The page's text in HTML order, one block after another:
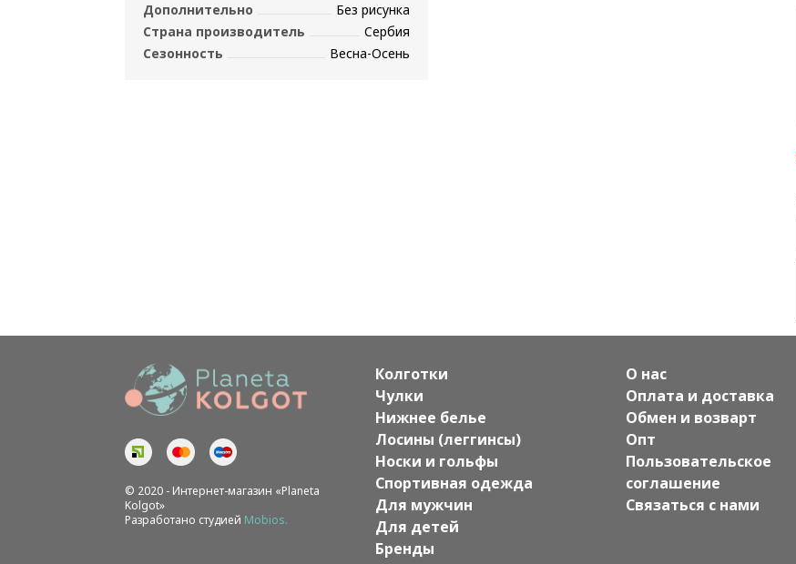
Дополнительно
Без рисунка
Страна производитель
Сербия
Сезонность
Весна-Осень
© 2020 - Интернет-магазин «Planeta
Kolgot»
Разработано студией Mobios.
Колготки
Чулки
Нижнее белье
Лосины (леггинсы)
Носки и гольфы
Спортивная одежда
Для мужчин
Для детей
Бренды
О нас
Оплата и доставка
Обмен и возварт
Опт
Пользовательское
соглашение
Связаться с нами